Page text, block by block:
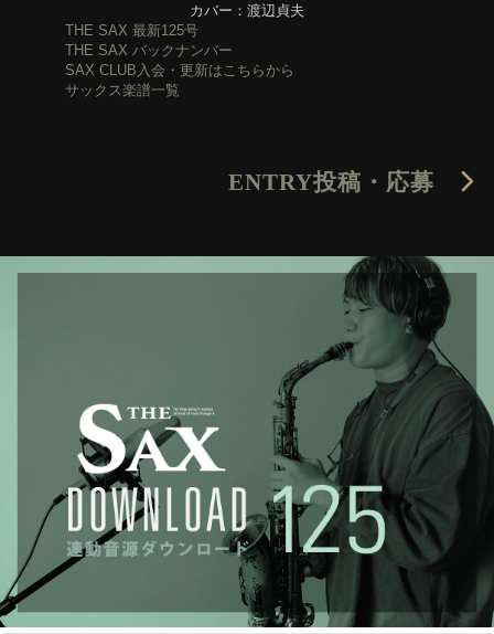
カバー：渡辺貞夫
THE SAX 最新125号
THE SAX バックナンバー
SAX CLUB入会・更新はこちらから
サックス楽譜一覧
ENTRY投稿・応募